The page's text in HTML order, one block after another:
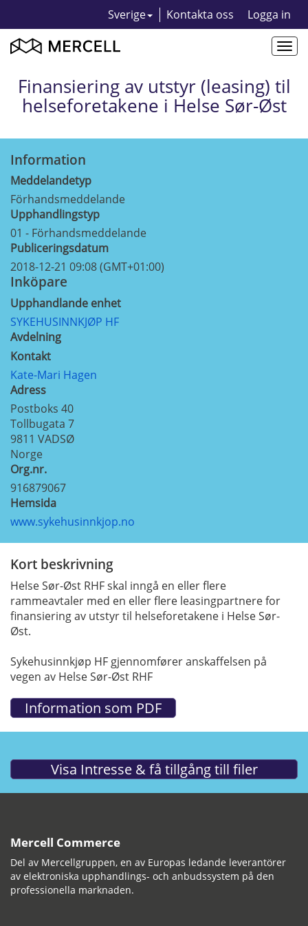
Sverige Kontakta oss Logga in
Finansiering av utstyr (leasing) til
helseforetakene i Helse Sør-Øst
Information
Meddelandetyp
Förhandsmeddelande
Upphandlingstyp
01 - Förhandsmeddelande
Publiceringsdatum
2018-12-21 09:08 (GMT+01:00)
Inköpare
Upphandlande enhet
SYKEHUSINNKJØP HF
Avdelning
Kontakt
Kate-Mari Hagen
Adress
Postboks 40
Tollbugata 7
9811 VADSØ
Norge
Org.nr.
916879067
Hemsida
www.sykehusinnkjop.no
Kort beskrivning
Helse Sør-Øst RHF skal inngå en eller flere
rammeavtaler med en eller flere leasingpartnere for
finansiering av utstyr til helseforetakene i Helse Sør-
Øst.
Sykehusinnkjøp HF gjennomfører anskaffelsen på
vegen av Helse Sør-Øst RHF
Mercell Commerce
Del av Mercellgruppen, en av Europas ledande leverantörer
av elektroniska upphandlings- och anbudssystem på den
professionella marknaden.